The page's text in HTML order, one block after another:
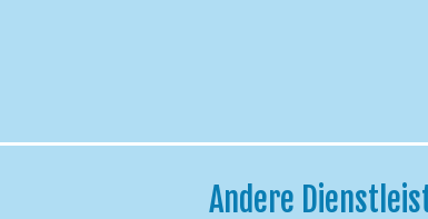
Andere